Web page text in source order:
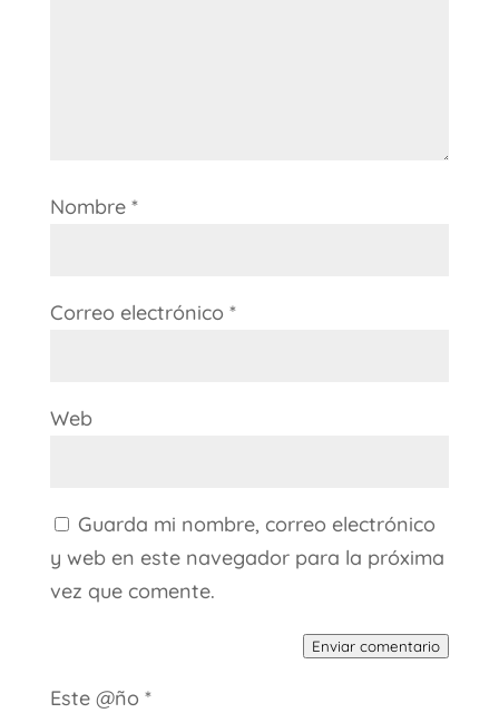
Nombre *
Correo electrónico *
Web
Guarda mi nombre, correo electrónico
y web en este navegador para la próxima
vez que comente.
Enviar comentario
Este @ño *